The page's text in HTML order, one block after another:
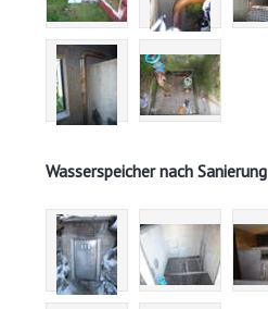
Wasserspeicher nach Sanierung